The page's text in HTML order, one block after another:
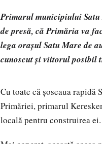
Primarul municipiului Satu
de presă, că Primăria va
lega orașul Satu Mare de
cunoscut și viitorul posibil
Cu toate că șoseaua
Primăriei, primarul
locală pentru construirea ei.